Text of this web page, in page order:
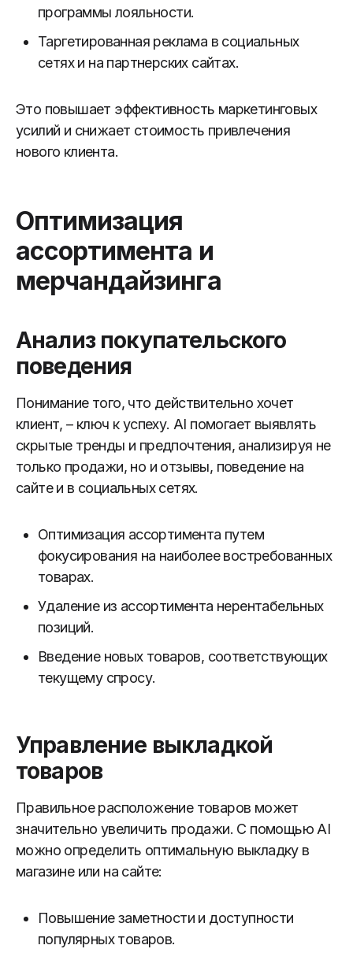
программы лояльности.
Таргетированная реклама в социальных
сетях и на партнерских сайтах.
Это повышает эффективность маркетинговых
усилий и снижает стоимость привлечения
нового клиента.
Оптимизация
ассортимента и
мерчандайзинга
Анализ покупательского
поведения
Понимание того, что действительно хочет
клиент, – ключ к успеху. AI помогает выявлять
скрытые тренды и предпочтения, анализируя не
только продажи, но и отзывы, поведение на
сайте и в социальных сетях.
Оптимизация ассортимента путем
фокусирования на наиболее востребованных
товарах.
Удаление из ассортимента нерентабельных
позиций.
Введение новых товаров, соответствующих
текущему спросу.
Управление выкладкой
товаров
Правильное расположение товаров может
значительно увеличить продажи. С помощью AI
можно определить оптимальную выкладку в
магазине или на сайте:
Повышение заметности и доступности
популярных товаров.